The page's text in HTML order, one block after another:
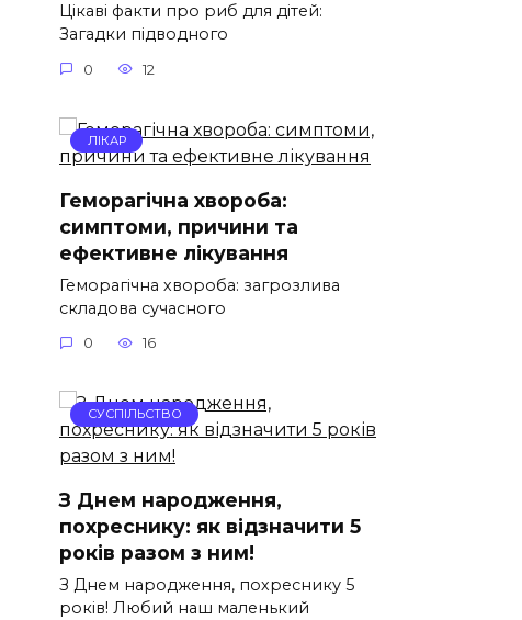
Цікаві факти про риб для дітей:
Загадки підводного
0 12
ЛІКАР
Геморагічна хвороба:
симптоми, причини та
ефективне лікування
Геморагічна хвороба: загрозлива
складова сучасного
0 16
СУСПІЛЬСТВО
З Днем народження,
похреснику: як відзначити 5
років разом з ним!
З Днем народження, похреснику 5
років! Любий наш маленький